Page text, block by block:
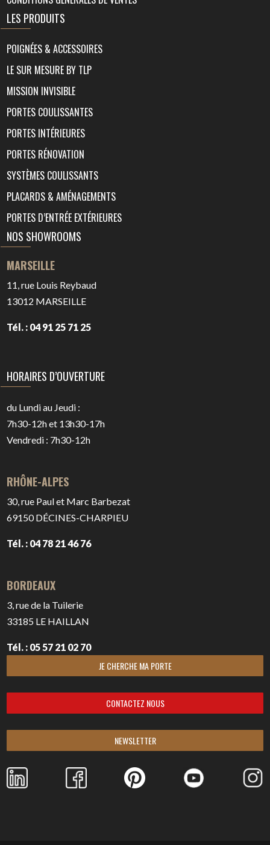
LES PRODUITS
POIGNÉES & ACCESSOIRES
LE SUR MESURE BY TLP
MISSION INVISIBLE
PORTES COULISSANTES
PORTES INTÉRIEURES
PORTES RÉNOVATION
SYSTÈMES COULISSANTS
PLACARDS & AMÉNAGEMENTS
PORTES D’ENTRÉE EXTÉRIEURES
NOS SHOWROOMS
MARSEILLE
11, rue Louis Reybaud
13012 MARSEILLE
Tél. : 04 91 25 71 25
HORAIRES D’OUVERTURE
du Lundi au Jeudi :
7h30-12h et 13h30-17h
Vendredi : 7h30-12h
RHÔNE-ALPES
30, rue Paul et Marc Barbezat
69150DÉCINES-CHARPIEU
Tél. : 04 78 21 46 76
BORDEAUX
3, rue de la Tuilerie
33185 LE HAILLAN
Tél. : 05 57 21 02 70
JE CHERCHE MA PORTE
CONTACTEZ NOUS
NEWSLETTER